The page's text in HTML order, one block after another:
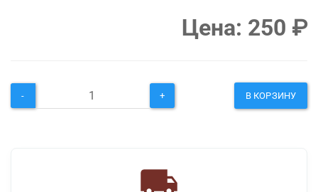
Цена: 250 ₽
- + В КОРЗИНУ